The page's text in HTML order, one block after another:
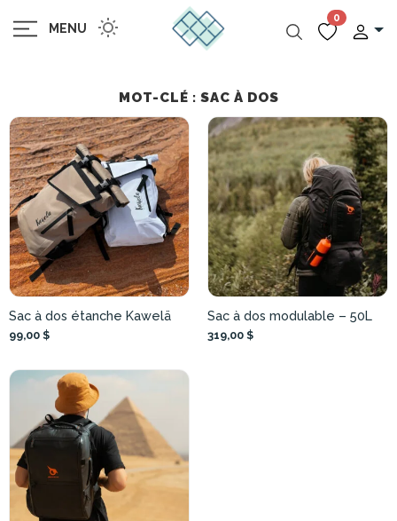
MENU
0
MOT-CLÉ : SAC À DOS
Sac à dos étanche Kawelä
99,00 $
Sac à dos modulable – 50L
319,00 $